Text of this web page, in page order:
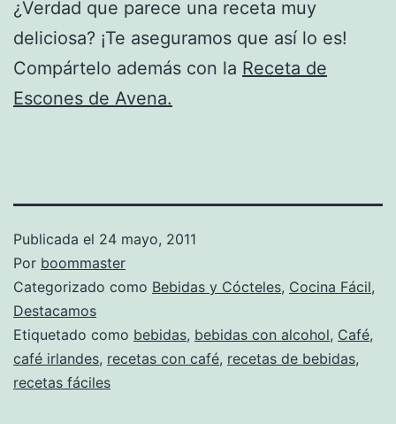
¿Verdad que parece una receta muy
deliciosa? ¡Te aseguramos que así lo es!
Compártelo además con la Receta de
Escones de Avena.
Publicada el 24 mayo, 2011
Por boommaster
Categorizado como Bebidas y Cócteles, Cocina Fácil,
Destacamos
Etiquetado como bebidas, bebidas con alcohol, Café,
café irlandes, recetas con café, recetas de bebidas,
recetas fáciles